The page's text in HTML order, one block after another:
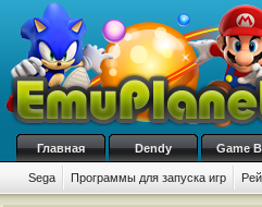
Главная Dendy Game
Sega Программы для запуска игр